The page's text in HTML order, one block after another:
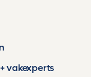
vakexperts